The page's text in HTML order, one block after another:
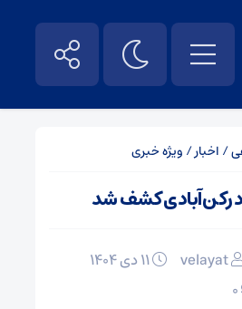
/ اخبار/ ویژه خبری
رکن‌آبادی کشف شد
velayat
۰